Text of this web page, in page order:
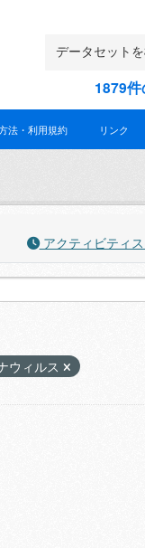
1879
法・利用規約 リンク
アクティビティ
ウィルス